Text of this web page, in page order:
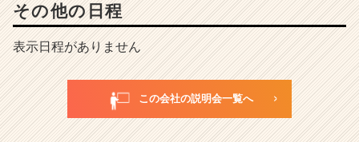
その他の日程
表示日程がありません
この会社の説明会一覧へ